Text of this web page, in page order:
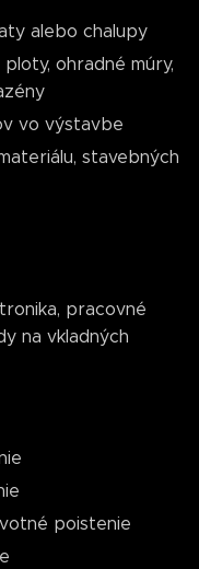
alebo chalupy
ohradné múry,
vo výstavbe
stavebných
pracovné
na vkladných
poistenie